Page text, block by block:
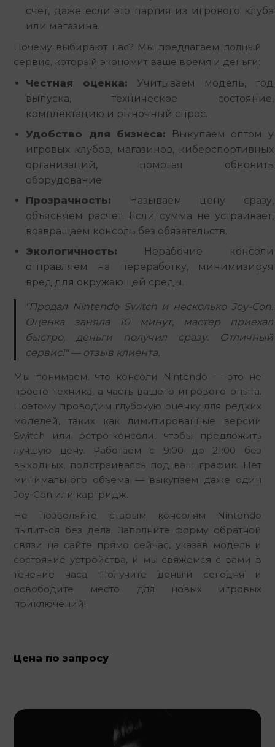
счет, даже если это партия из игрового клуба
или магазина.
Почему выбирают нас? Мы предлагаем полный
сервис, который экономит ваше время и деньги:
Честная оценка: Учитываем модель, год
выпуска, техническое состояние,
комплектацию и рыночный спрос.
Удобство для бизнеса: Выкупаем оптом у
игровых клубов, магазинов, киберспортивных
организаций, помогая обновить
оборудование.
Прозрачность: Называем цену сразу,
объясняем расчет. Если сумма не устраивает,
возвращаем консоль без обязательств.
Экологичность: Нерабочие консоли
отправляем на переработку, минимизируя
вред для окружающей среды.
"Продал Nintendo Switch и несколько Joy-Con.
Оценка заняла 10 минут, мастер приехал
быстро, деньги получил сразу. Отличный
сервис!" — отзыв клиента.
Мы понимаем, что консоли Nintendo — это не
просто техника, а часть вашего игрового опыта.
Поэтому проводим глубокую оценку для редких
моделей, таких как лимитированные версии
Switch или ретро-консоли, чтобы предложить
лучшую цену. Работаем с 9:00 до 21:00 без
выходных, подстраиваясь под ваш график. Нет
минимального объема — выкупаем даже один
Joy-Con или картридж.
Не позволяйте старым консолям Nintendo
пылиться без дела. Заполните форму обратной
связи на сайте прямо сейчас, указав модель и
состояние устройства, и мы свяжемся с вами в
течение часа. Получите деньги сегодня и
освободите место для новых игровых
приключений!
Цена по запросу